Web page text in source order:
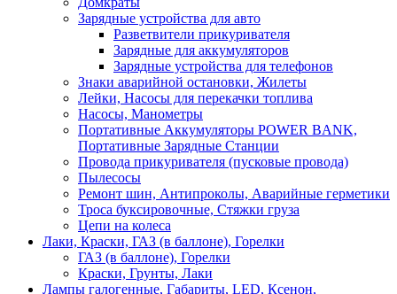
Зарядные устройства для авто
Разветвители прикуривателя
Зарядные для аккумуляторов
Зарядные устройства для телефонов
Знаки аварийной остановки, Жилеты
Лейки, Насосы для перекачки топлива
Насосы, Манометры
Портативные Аккумуляторы POWER BANK,
Портативные Зарядные Станции
Провода прикуривателя (пусковые провода)
Пылесосы
Ремонт шин, Антипроколы, Аварийные герметики
Троса буксировочные, Стяжки груза
Цепи на колеса
Лаки, Краски, ГАЗ (в баллоне), Горелки
ГАЗ (в баллоне), Горелки
Краски, Грунты, Лаки
Лампы галогенные, Габариты, LED, Ксенон,